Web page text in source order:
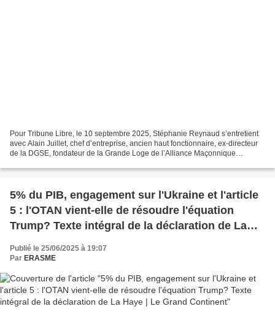
Pour Tribune Libre, le 10 septembre 2025, Stéphanie Reynaud s’entretient
avec Alain Juillet, chef d’entreprise, ancien haut fonctionnaire, ex-directeur
de la DGSE, fondateur de la Grande Loge de l’Alliance Maçonnique
5% du PIB, engagement sur l'Ukraine et l'article
5 : l'OTAN vient-elle de résoudre l'équation
Trump? Texte intégral de la déclaration de La
Publié le 25/06/2025 à 19:07
Par ERASME